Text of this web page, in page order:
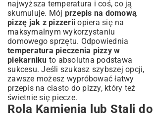
najwyższa temperatura i coś, co ją
skumuluje. Mój przepis na domową
pizzę jak z pizzerii opiera się na
maksymalnym wykorzystaniu
domowego sprzętu. Odpowiednia
temperatura pieczenia pizzy w
piekarniku to absolutna podstawa
sukcesu. Jeśli szukasz szybszej opcji,
zawsze możesz wypróbowaćłatwy
przepis na ciasto do pizzy, który też
świetnie się piecze.
Rola Kamienia lub Stali do